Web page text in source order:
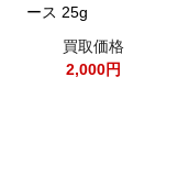
ース 25g
買取価格
2,000円